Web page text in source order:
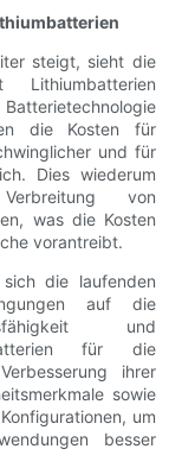
steigt, sieht die
die Kosten für
und für
Dies wiederum
von
was die Kosten
vorantreibt.
sich die laufenden
auf die
und
für die
ihrer
sowie
um
besser